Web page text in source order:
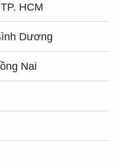
HCM
Dương
Nai